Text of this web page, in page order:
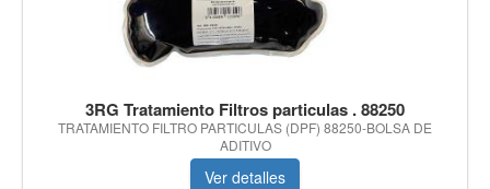
3RG Tratamiento Filtros particulas . 88250
TRATAMIENTO FILTRO PARTICULAS (DPF) 88250-BOLSA DE
ADITIVO
Ver detalles